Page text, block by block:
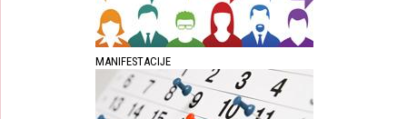
MANIFESTACIJE